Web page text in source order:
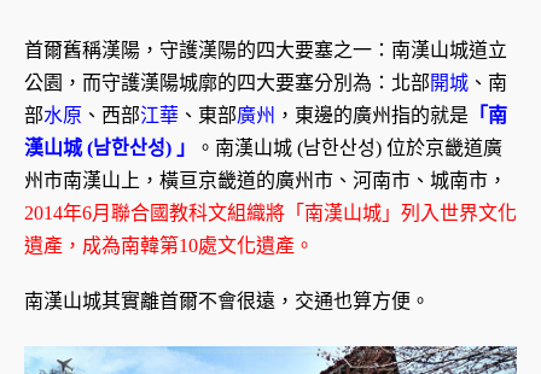
首爾舊稱漢陽，守護漢陽的四大要塞之一：南漢山城道立
公園，而守護漢陽城廓的四大要塞分別為：北部開城 、南
部水原 、西部江華 、東部廣州 ，東邊的廣州指的就是 「南
漢山城 (남한산성) 」
。南漢山城 (남한산성) 位於京畿道廣
州市南漢山上，橫亘京畿道的廣州市、河南市、城南市，
2014年6月聯合國教科文組織將「南漢山城」列入世界文化
遺產，成為南韓第10處文化遺產。
南漢山城其實離首爾不會很遠，交通也算方便。